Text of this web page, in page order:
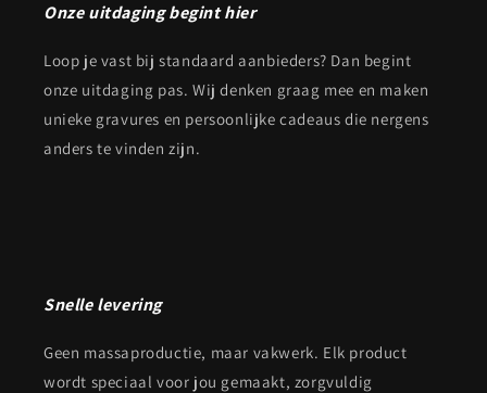
Onze uitdaging begint hier
Loop je vast bij standaard aanbieders? Dan begint
onze uitdaging pas. Wij denken graag mee en maken
unieke gravures en persoonlijke cadeaus die nergens
anders te vinden zijn.
Snelle levering
Geen massaproductie, maar vakwerk. Elk product
wordt speciaal voor jou gemaakt, zorgvuldig